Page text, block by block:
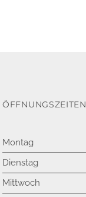
ÖFFNUNGSZEITEN
Montag
Dienstag
Mittwoch